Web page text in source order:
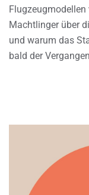
Machtlinger über
und warum das
bald der